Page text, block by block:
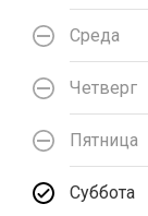
Среда
Четверг
Пятница
Суббота